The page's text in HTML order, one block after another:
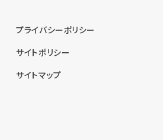
プライバシーポリシー
サイトポリシー
サイトマップ